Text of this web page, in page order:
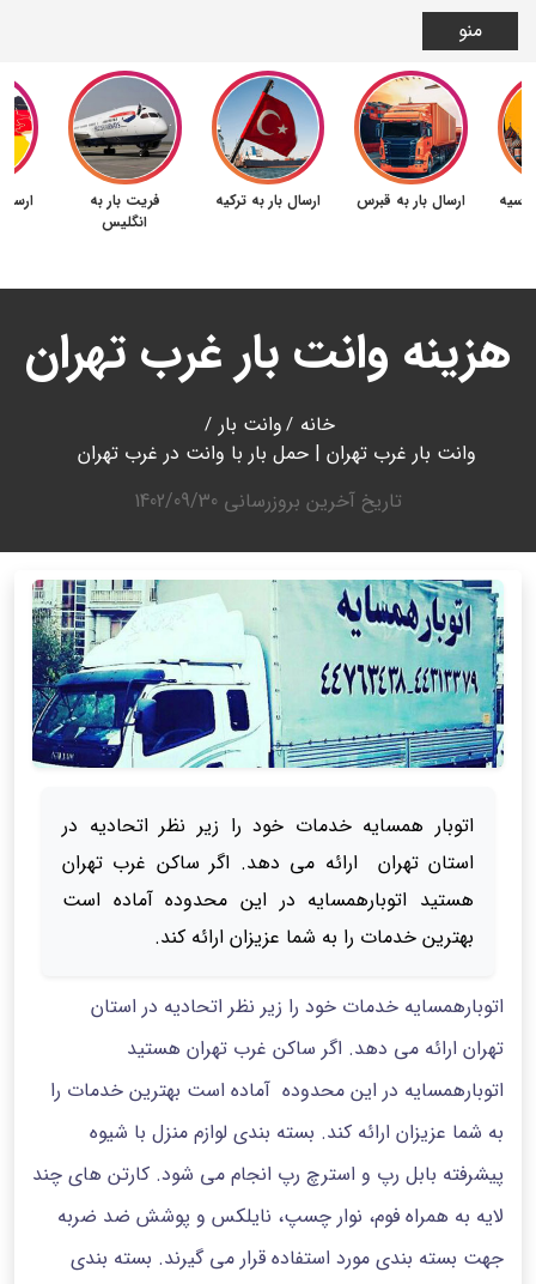
منو
فریت بار به
انگلیس
ارسال بار به ترکیه ارسال بار به قبرس
هزینه وانت بار غرب تهران
خانه
وانت بار
وانت بار غرب تهران | حمل بار با وانت در غرب تهران
تاریخ آخرین بروزرسانی 1402/09/30
اتوبار همسایه خدمات خود را زیر نظر اتحادیه در
استان تهران ارائه می دهد. اگر ساکن غرب تهران
هستید اتوبارهمسایه در این محدوده آماده است
بهترین خدمات را به شما عزیزان ارائه کند.
اتوبارهمسایه خدمات خود را زیر نظر اتحادیه در استان
تهران ارائه می دهد. اگر ساکن غرب تهران هستید
اتوبارهمسایه در این محدوده آماده است بهترین خدمات را
به شما عزیزان ارائه کند. بسته بندی لوازم منزل با شیوه
پیشرفته بابل رپ و استرچ رپ انجام می شود. کارتن های چند
لایه به همراه فوم، نوار چسپ، نایلکس و پوشش ضد ضربه
جهت بسته بندی مورد استفاده قرار می گیرند. بسته بندی